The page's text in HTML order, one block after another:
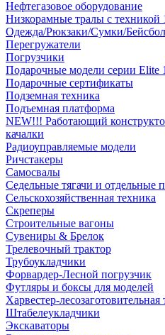
Нефтегазовое оборудование
Низкорамные тралы с техникой
Одежда/Рюкзаки/Сумки/
Перегружатели
Погрузчики
Подарочные модели серии Elite
Подарочные сертификаты
Подземная техника
Подъемная платформа
NEW!!! Работающий
качалки
Радиоуправляемые модели
Ричстакеры
Самосвалы
Седельные тягачи и отдельные
Сельскохозяйственная техника
Скреперы
Строительные вагоны
Сувениры & Брелок
Трелевочный трактор
Трубоукладчики
Форвардер-Лесной погрузчик
Футляры и боксы для моделей
Харвестер-лесозаготовительная
Штабелеукладчики
Экскаваторы